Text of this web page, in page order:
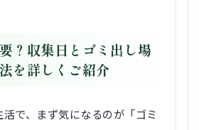
？収集日とゴミ出し場
を詳しくご紹介
で、まず気になるのが「ゴミ